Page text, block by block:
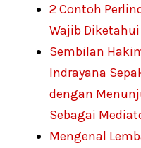
2 Contoh
Wajib Diketahui
Sembilan
Indrayana
dengan
Sebagai
Mengenal